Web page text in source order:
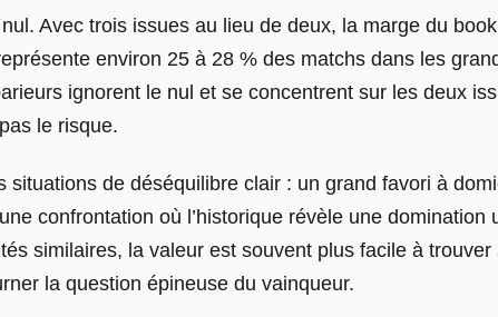
Avec trois issues au lieu de deux, la marge du
environ 25 à 28 % des matchs dans les
ignorent le nul et se concentrent sur les deux
le risque.
de déséquilibre clair : un grand favori à
confrontation où l’historique révèle une
similaires, la valeur est souvent plus facile à
la question épineuse du vainqueur.